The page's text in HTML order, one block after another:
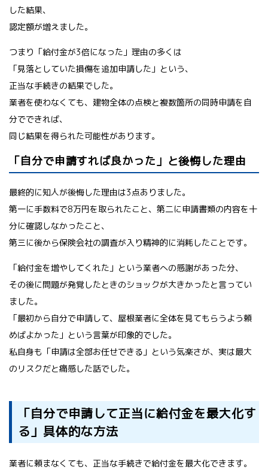
した結果、
認定額が増えました。
つまり「給付金が3倍になった」理由の多くは
「見落としていた損傷を追加申請した」という、
正当な手続きの結果でした。
業者を使わなくても、建物全体の点検と複数箇所の同時申請を自
分でできれば、
同じ結果を得られた可能性があります。
「自分で申請すれば良かった」と後悔した理由
最終的に知人が後悔した理由は3点ありました。
第一に手数料で8万円を取られたこと、第二に申請書類の内容を十
分に確認しなかったこと、
第三に後から保険会社の調査が入り精神的に消耗したことです。
「給付金を増やしてくれた」という業者への感謝があった分、
その後に問題が発覚したときのショックが大きかったと言ってい
ました。
「最初から自分で申請して、屋根業者に全体を見てもらうよう頼
めばよかった」という言葉が印象的でした。
私自身も「申請は全部お任せできる」という気楽さが、実は最大
のリスクだと痛感した話でした。
「自分で申請して正当に給付金を最大化す
る」具体的な方法
業者に頼まなくても、正当な手続きで給付金を最大化できます。